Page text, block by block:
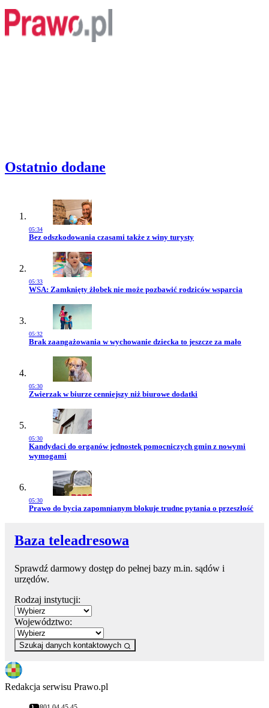
Ostatnio dodane
05:34
Przejdź do artykułu:
Bez odszkodowania czasami także z winy turysty
05:33
Przejdź do artykułu:
WSA: Zamknięty żłobek nie może pozbawić rodziców wsparcia
05:32
Przejdź do artykułu:
Brak zaangażowania w wychowanie dziecka to jeszcze za mało
05:30
Przejdź do artykułu:
Zwierzak w biurze cenniejszy niż biurowe dodatki
05:30
Przejdź do artykułu:
Kandydaci do organów jednostek pomocniczych gmin z nowymi
wymogami
05:30
Przejdź do artykułu:
Prawo do bycia zapomnianym blokuje trudne pytania o przeszłość
Baza teleadresowa
Sprawdź darmowy dostęp do pełnej bazy m.in. sądów i
urzędów.
Rodzaj instytucji:
Województwo:
Szukaj danych kontaktowych
Redakcja serwisu Prawo.pl